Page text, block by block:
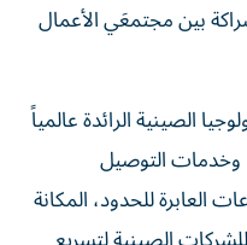
بين مجتمعَي الأعمال
الصينية الرائدة عالمياً
وخدمات التوصيل
العابرة للحدود، المكانة